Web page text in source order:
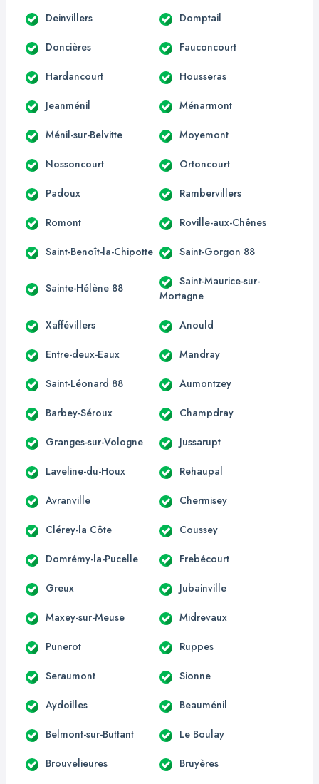
Deinvillers Domptail
Doncières Fauconcourt
Hardancourt Housseras
Jeanménil Ménarmont
Ménil-sur-Belvitte Moyemont
Nossoncourt Ortoncourt
Padoux Rambervillers
Romont Roville-aux-Chênes
Saint-Benoît-la-Chipotte Saint-Gorgon 88
Sainte-Hélène 88
Saint-Maurice-sur-
Mortagne
Xaffévillers Anould
Entre-deux-Eaux Mandray
Saint-Léonard 88 Aumontzey
Barbey-Séroux Champdray
Granges-sur-Vologne Jussarupt
Laveline-du-Houx Rehaupal
Avranville Chermisey
Clérey-la Côte Coussey
Domrémy-la-Pucelle Frebécourt
Greux Jubainville
Maxey-sur-Meuse Midrevaux
Punerot Ruppes
Seraumont Sionne
Aydoilles Beauménil
Belmont-sur-Buttant Le Boulay
Brouvelieures Bruyères